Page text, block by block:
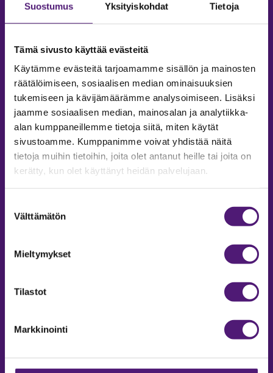
Suostumus Yksityiskohdat Tietoja
Tämä sivusto käyttää evästeitä
Käytämme evästeitä tarjoamamme sisällön ja mainosten
räätälöimiseen, sosiaalisen median ominaisuuksien
tukemiseen ja kävijämäärämme analysoimiseen. Lisäksi
jaamme sosiaalisen median, mainosalan ja analytiikka-
alan kumppaneillemme tietoja siitä, miten käytät
sivustoamme. Kumppanimme voivat yhdistää näitä
tietoja muihin tietoihin, joita olet antanut heille tai joita on
kerätty, kun olet käyttänyt heidän palvelujaan.
valinta
Välttämätön
Mieltymykset
Tilastot
Markkinointi
MAJOITUS
Tiedustelut & Varaukset
Vastuullisuus